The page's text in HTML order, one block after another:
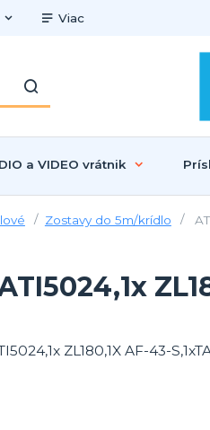
Viac
a VIDEO vrátnik
Zostavy do 5m/krídlo